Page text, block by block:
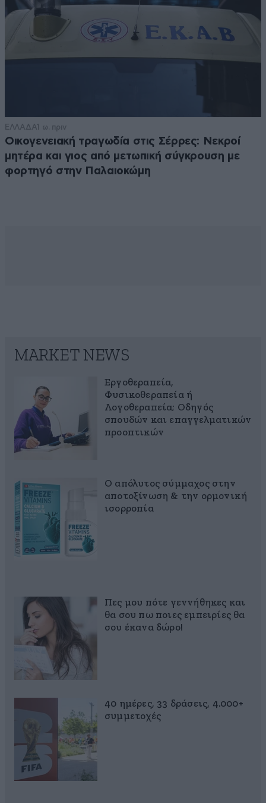
ΕΛΛΑΔΑ1 ω. πριν
Οικογενειακή τραγωδία στις Σέρρες: Νεκροί
μητέρα και γιος από μετωπική σύγκρουση με
φορτηγό στην Παλαιοκώμη
MARKET NEWS
Εργοθεραπεία,
Φυσικοθεραπεία ή
Λογοθεραπεία; Οδηγός
σπουδών και επαγγελματικών
προοπτικών
Ο απόλυτος σύμμαχος στην
αποτοξίνωση & την ορμονική
ισορροπία
Πες μου πότε γεννήθηκες και
θα σου πω ποιες εμπειρίες θα
σου έκανα δώρο!
40 ημέρες, 33 δράσεις, 4.000+
συμμετοχές